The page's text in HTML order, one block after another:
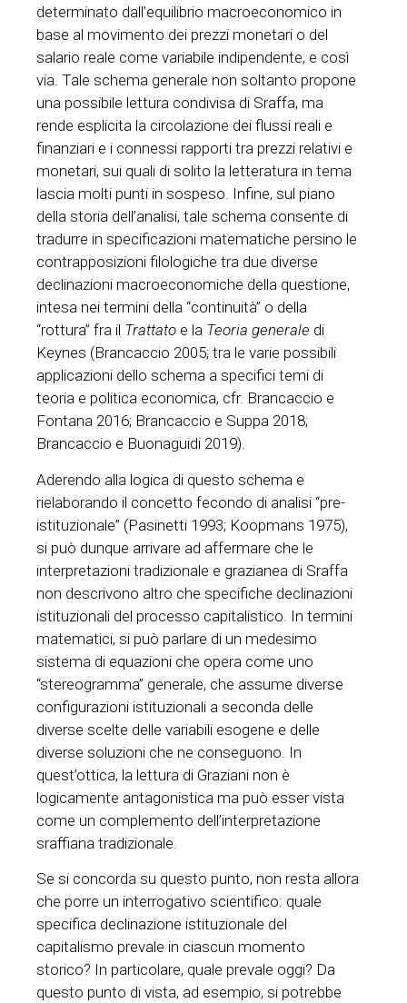
determinato dall’equilibrio macroeconomico in
base al movimento dei prezzi monetari o del
salario reale come variabile indipendente, e così
via. Tale schema generale non soltanto propone
una possibile lettura condivisa di Sraffa, ma
rende esplicita la circolazione dei flussi reali e
finanziari e i connessi rapporti tra prezzi relativi e
monetari, sui quali di solito la letteratura in tema
lascia molti punti in sospeso. Infine, sul piano
della storia dell’analisi, tale schema consente di
tradurre in specificazioni matematiche persino le
contrapposizioni filologiche tra due diverse
declinazioni macroeconomiche della questione,
intesa nei termini della “continuità” o della
“rottura” fra il Trattato e la Teoria generale di
Keynes (Brancaccio 2005; tra le varie possibili
applicazioni dello schema a specifici temi di
teoria e politica economica, cfr. Brancaccio e
Fontana 2016; Brancaccio e Suppa 2018;
Brancaccio e Buonaguidi 2019).
Aderendo alla logica di questo schema e
rielaborando il concetto fecondo di analisi “pre-
istituzionale” (Pasinetti 1993; Koopmans 1975),
si può dunque arrivare ad affermare che le
interpretazioni tradizionale e grazianea di Sraffa
non descrivono altro che specifiche declinazioni
istituzionali del processo capitalistico. In termini
matematici, si può parlare di un medesimo
sistema di equazioni che opera come uno
“stereogramma” generale, che assume diverse
configurazioni istituzionali a seconda delle
diverse scelte delle variabili esogene e delle
diverse soluzioni che ne conseguono. In
quest’ottica, la lettura di Graziani non è
logicamente antagonistica ma può esser vista
come un complemento dell’interpretazione
sraffiana tradizionale.
Se si concorda su questo punto, non resta allora
che porre un interrogativo scientifico: quale
specifica declinazione istituzionale del
capitalismo prevale in ciascun momento
storico? In particolare, quale prevale oggi? Da
questo punto di vista, ad esempio, si potrebbe